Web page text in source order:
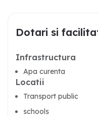
Dotari si
Infrastructura
Apa curenta
Locatii
Transport public
schools